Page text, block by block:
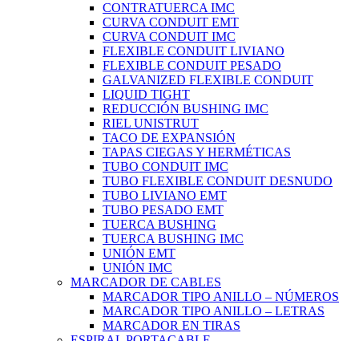
CONTRATUERCA IMC
CURVA CONDUIT EMT
CURVA CONDUIT IMC
FLEXIBLE CONDUIT LIVIANO
FLEXIBLE CONDUIT PESADO
GALVANIZED FLEXIBLE CONDUIT
LIQUID TIGHT
REDUCCIÓN BUSHING IMC
RIEL UNISTRUT
TACO DE EXPANSIÓN
TAPAS CIEGAS Y HERMÉTICAS
TUBO CONDUIT IMC
TUBO FLEXIBLE CONDUIT DESNUDO
TUBO LIVIANO EMT
TUBO PESADO EMT
TUERCA BUSHING
TUERCA BUSHING IMC
UNIÓN EMT
UNIÓN IMC
MARCADOR DE CABLES
MARCADOR TIPO ANILLO – NÚMEROS
MARCADOR TIPO ANILLO – LETRAS
MARCADOR EN TIRAS